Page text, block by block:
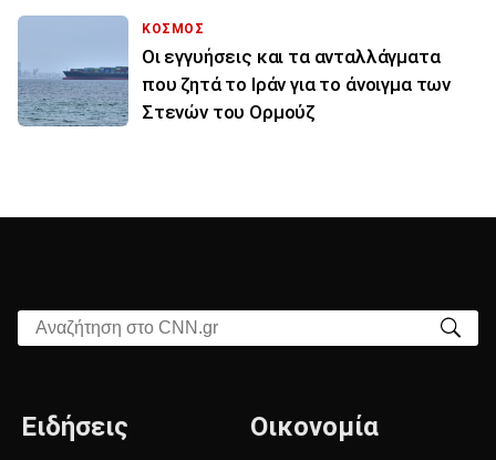
ΚΟΣΜΟΣ
Οι εγγυήσεις και τα ανταλλάγματα
που ζητά το Ιράν για το άνοιγμα των
Στενών του Ορμούζ
Αναζήτηση στο CNN.gr
Ειδήσεις Οικονομία